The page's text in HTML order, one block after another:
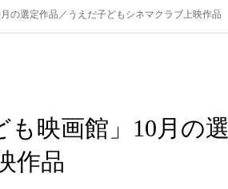
の選定作品／うえだ子どもシネマクラブ上映作品
映画館」10月の選
作品